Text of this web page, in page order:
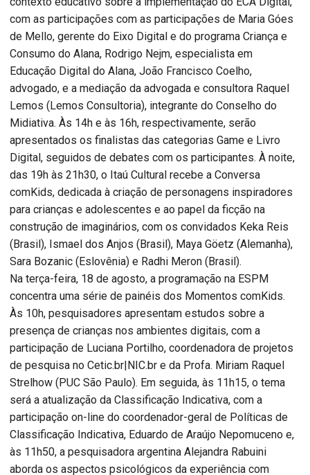
com as participações com as participações de Maria Góes
de Mello, gerente do Eixo Digital e do programa Criança e
Consumo do Alana, Rodrigo Nejm, especialista em
Educação Digital do Alana, João Francisco Coelho,
advogado, e a mediação da advogada e consultora Raquel
Lemos (Lemos Consultoria), integrante do Conselho do
Midiativa. Às 14h e às 16h, respectivamente, serão
apresentados os finalistas das categorias Game e Livro
Digital, seguidos de debates com os participantes. À noite,
das 19h às 21h30, o Itaú Cultural recebe a Conversa
comKids, dedicada à criação de personagens inspiradores
para crianças e adolescentes e ao papel da ficção na
construção de imaginários, com os convidados Keka Reis
(Brasil), Ismael dos Anjos (Brasil), Maya Göetz (Alemanha),
Sara Bozanic (Eslovênia) e Radhi Meron (Brasil).
Na terça-feira, 18 de agosto, a programação na ESPM
concentra uma série de painéis dos Momentos comKids.
Às 10h, pesquisadores apresentam estudos sobre a
presença de crianças nos ambientes digitais, com a
participação de Luciana Portilho, coordenadora de projetos
de pesquisa no Cetic.br|NIC.br e da Profa. Miriam Raquel
Strelhow (PUC São Paulo). Em seguida, às 11h15, o tema
será a atualização da Classificação Indicativa, com a
participação on-line do coordenador-geral de Políticas de
Classificação Indicativa, Eduardo de Araújo Nepomuceno e,
às 11h50, a pesquisadora argentina Alejandra Rabuini
aborda os aspectos psicológicos da experiência com